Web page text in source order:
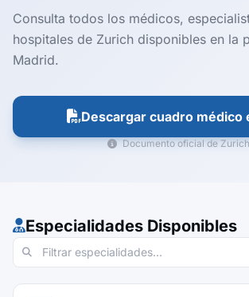
Consulta todos los médicos,
hospitales de Zurich disponibles en la
Madrid.
Descargar cuadro médico
Documento oficial de Zurich
Especialidades Disponibles